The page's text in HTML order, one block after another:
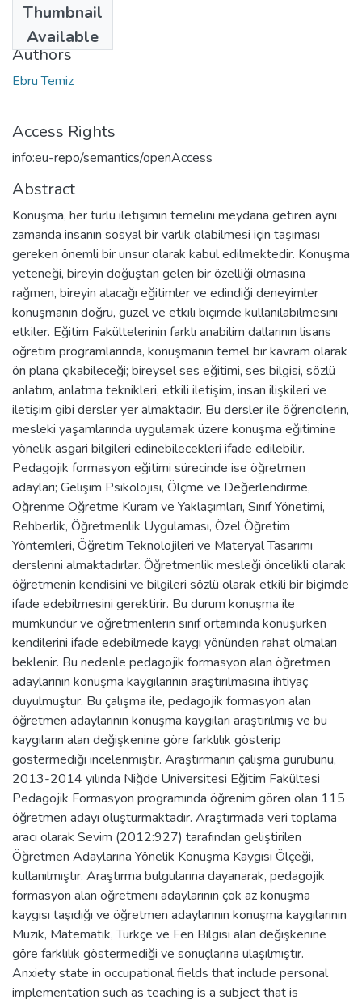
Thumbnail
Available
2015
Authors
Ebru Temiz
Access Rights
info:eu-repo/semantics/openAccess
Abstract
Konuşma, her türlü iletişimin temelini meydana getiren aynı
zamanda insanın sosyal bir varlık olabilmesi için taşıması
gereken önemli bir unsur olarak kabul edilmektedir. Konuşma
yeteneği, bireyin doğuştan gelen bir özelliği olmasına
rağmen, bireyin alacağı eğitimler ve edindiği deneyimler
konuşmanın doğru, güzel ve etkili biçimde kullanılabilmesini
etkiler. Eğitim Fakültelerinin farklı anabilim dallarının lisans
öğretim programlarında, konuşmanın temel bir kavram olarak
ön plana çıkabileceği; bireysel ses eğitimi, ses bilgisi, sözlü
anlatım, anlatma teknikleri, etkili iletişim, insan ilişkileri ve
iletişim gibi dersler yer almaktadır. Bu dersler ile öğrencilerin,
mesleki yaşamlarında uygulamak üzere konuşma eğitimine
yönelik asgari bilgileri edinebilecekleri ifade edilebilir.
Pedagojik formasyon eğitimi sürecinde ise öğretmen
adayları; Gelişim Psikolojisi, Ölçme ve Değerlendirme,
Öğrenme Öğretme Kuram ve Yaklaşımları, Sınıf Yönetimi,
Rehberlik, Öğretmenlik Uygulaması, Özel Öğretim
Yöntemleri, Öğretim Teknolojileri ve Materyal Tasarımı
derslerini almaktadırlar. Öğretmenlik mesleği öncelikli olarak
öğretmenin kendisini ve bilgileri sözlü olarak etkili bir biçimde
ifade edebilmesini gerektirir. Bu durum konuşma ile
mümkündür ve öğretmenlerin sınıf ortamında konuşurken
kendilerini ifade edebilmede kaygı yönünden rahat olmaları
beklenir. Bu nedenle pedagojik formasyon alan öğretmen
adaylarının konuşma kaygılarının araştırılmasına ihtiyaç
duyulmuştur. Bu çalışma ile, pedagojik formasyon alan
öğretmen adaylarının konuşma kaygıları araştırılmış ve bu
kaygıların alan değişkenine göre farklılık gösterip
göstermediği incelenmiştir. Araştırmanın çalışma gurubunu,
2013-2014 yılında Niğde Üniversitesi Eğitim Fakültesi
Pedagojik Formasyon programında öğrenim gören olan 115
öğretmen adayı oluşturmaktadır. Araştırmada veri toplama
aracı olarak Sevim (2012:927) tarafından geliştirilen
Öğretmen Adaylarına Yönelik Konuşma Kaygısı Ölçeği,
kullanılmıştır. Araştırma bulgularına dayanarak, pedagojik
formasyon alan öğretmeni adaylarının çok az konuşma
kaygısı taşıdığı ve öğretmen adaylarının konuşma kaygılarının
Müzik, Matematik, Türkçe ve Fen Bilgisi alan değişkenine
göre farklılık göstermediği ve sonuçlarına ulaşılmıştır.
Anxiety state in occupational fields that include personal
implementation such as teaching is a subject that is